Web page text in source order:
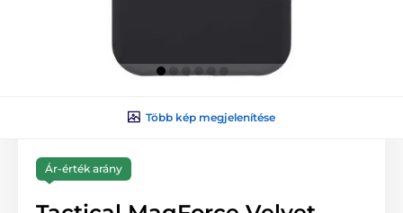
Több kép megjelenítése
Ár-érték arány